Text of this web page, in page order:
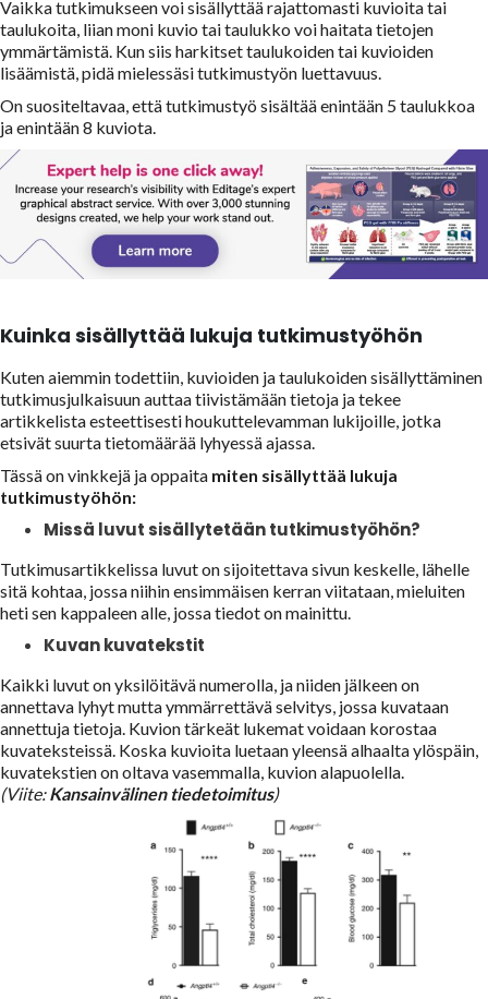
Vaikka tutkimukseen voi sisällyttää rajattomasti kuvioita tai
taulukoita, liian moni kuvio tai taulukko voi haitata tietojen
ymmärtämistä. Kun siis harkitset taulukoiden tai kuvioiden
lisäämistä, pidä mielessäsi tutkimustyön luettavuus.
On suositeltavaa, että tutkimustyö sisältää enintään 5 taulukkoa
ja enintään 8 kuviota.
Kuinka sisällyttää lukuja tutkimustyöhön
Kuten aiemmin todettiin, kuvioiden ja taulukoiden sisällyttäminen
tutkimusjulkaisuun auttaa tiivistämään tietoja ja tekee
artikkelista esteettisesti houkuttelevamman lukijoille, jotka
etsivät suurta tietomäärää lyhyessä ajassa.
Tässä on vinkkejä ja oppaita miten sisällyttää lukuja
tutkimustyöhön:
Missä luvut sisällytetään tutkimustyöhön?
Tutkimusartikkelissa luvut on sijoitettava sivun keskelle, lähelle
sitä kohtaa, jossa niihin ensimmäisen kerran viitataan, mieluiten
heti sen kappaleen alle, jossa tiedot on mainittu.
Kuvan kuvatekstit
Kaikki luvut on yksilöitävä numerolla, ja niiden jälkeen on
annettava lyhyt mutta ymmärrettävä selvitys, jossa kuvataan
annettuja tietoja. Kuvion tärkeät lukemat voidaan korostaa
kuvateksteissä. Koska kuvioita luetaan yleensä alhaalta ylöspäin,
kuvatekstien on oltava vasemmalla, kuvion alapuolella.
(Viite:Kansainvälinen tiedetoimitus)